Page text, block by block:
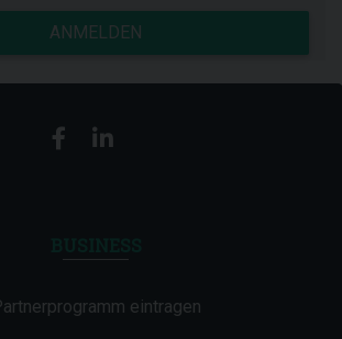
ANMELDEN
eintragen